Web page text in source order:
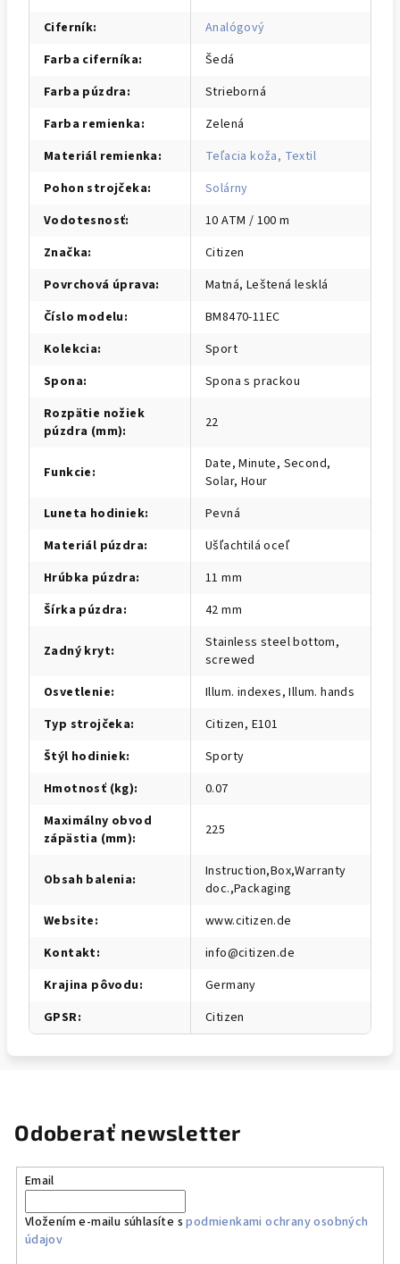
Ciferník:
Analógový
Farba ciferníka:
Šedá
Farba púzdra:
Strieborná
Farba remienka:
Zelená
Materiál remienka:
Teľacia koža, Textil
Pohon strojčeka:
Solárny
Vodotesnosť:
10 ATM / 100 m
Značka:
Citizen
Povrchová úprava:
Matná, Leštená lesklá
Číslo modelu:
BM8470-11EC
Kolekcia:
Sport
Spona:
Spona s prackou
Rozpätie nožiek
púzdra (mm): 22
Funkcie:
Date, Minute, Second,
Solar, Hour
Luneta hodiniek:
Pevná
Materiál púzdra:
Ušľachtilá oceľ
Hrúbka púzdra:
11 mm
Šírka púzdra: 42 mm
Zadný kryt:
Stainless steel bottom,
screwed
Osvetlenie:
Illum. indexes, Illum. hands
Typ strojčeka:
Citizen, E101
Štýl hodiniek:
Sporty
Hmotnosť (kg):
0.07
Maximálny obvod
zápästia (mm): 225
Obsah balenia:
Instruction,Box,Warranty
doc.,Packaging
Website:
www.citizen.de
Kontakt:
info@citizen.de
Krajina pôvodu:
Germany
GPSR: Citizen
Odoberať newsletter
Email
Vložením e-mailu súhlasíte spodmienkami ochrany osobných
údajov